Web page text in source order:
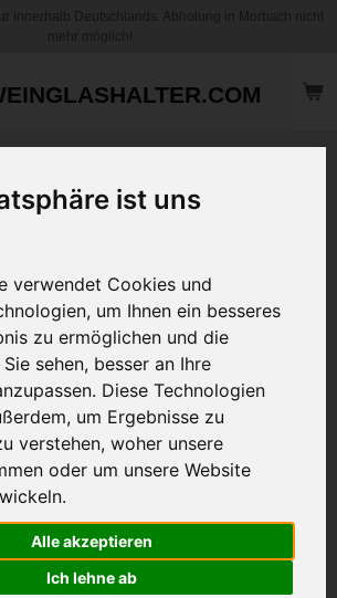
ist uns
verwendet Cookies und
um Ihnen ein besseres
zu ermöglichen und die
sehen, besser an Ihre
Diese Technologien
um Ergebnisse zu
verstehen, woher unsere
oder um unsere Website
Alle akzeptieren
Ich lehne ab
Becher / Tasse -
Zwerg mit Auto -
Personalisierbar
12,95 €
zzgl. Versandkosten
Art